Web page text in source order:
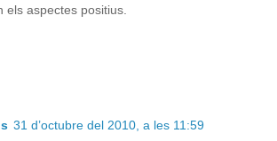
els aspectes positius.
31 d’octubre del 2010, a les 11:59